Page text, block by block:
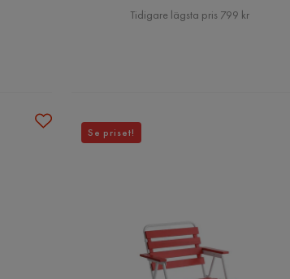
Pris
Tidigare lägsta pris 799 kr
Se priset!